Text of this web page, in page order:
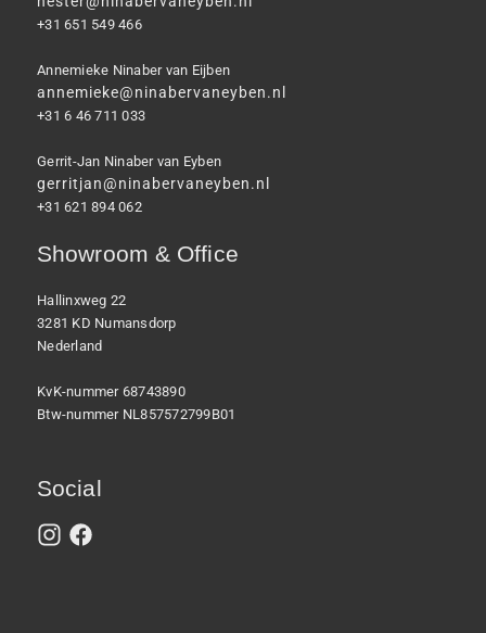
+31 651 549 466
Annemieke Ninaber van Eijben
annemieke@ninabervaneyben.nl
+31 6 46 711 033
Gerrit-Jan Ninaber van Eyben
gerritjan@ninabervaneyben.nl
+31 621 894 062
Showroom & Office
Hallinxweg 22
3281 KD Numansdorp
Nederland
KvK-nummer 68743890
Btw-nummer NL857572799B01
Social